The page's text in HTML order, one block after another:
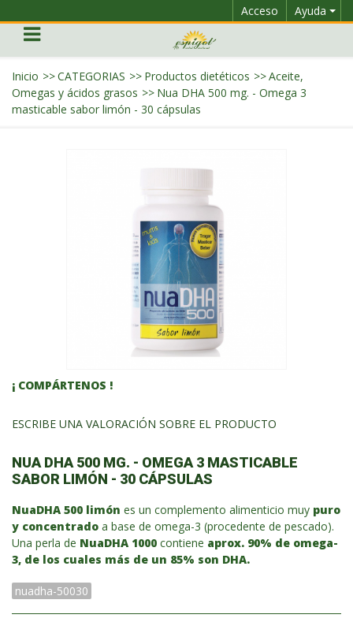
Ayuda
Acceso
Inicio >>CATEGORIAS >> Productos dietéticos >>Aceite,
Omegas y ácidos grasos >> Nua DHA 500 mg. - Omega 3
masticable sabor limón - 30 cápsulas
¡ COMPÁRTENOS !
ESCRIBE UNA VALORACIÓN SOBRE EL PRODUCTO
NUA DHA 500 MG. - OMEGA 3 MASTICABLE
SABOR LIMÓN - 30 CÁPSULAS
NuaDHA 500 limón es un complemento alimenticio muy puro
y concentrado a base de omega-3 (procedente de pescado).
Una perla de NuaDHA 1000 contiene aprox. 90% de omega-
3, de los cuales más de un 85% son DHA.
nuadha-50030